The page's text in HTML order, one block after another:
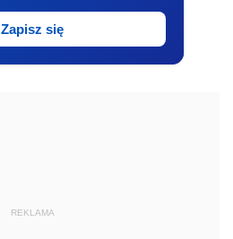
Zapisz się
REKLAMA